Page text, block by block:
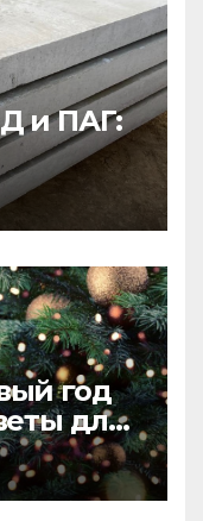
и ПАГ:
год
для